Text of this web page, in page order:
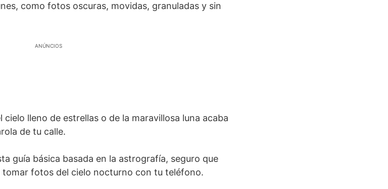
como fotos oscuras, movidas, granuladas y sin
ANÚNCIOS
lleno de estrellas o de la maravillosa luna acaba
de tu calle.
guía básica basada en la astrografía, seguro que
tomar fotos del cielo nocturno con tu teléfono.